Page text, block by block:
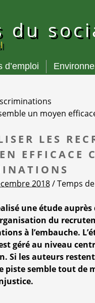
du
d’emploi
un moyen
LES
EFFICACE
2018/ Temps
une étude
du
à l’embauche.
géré au niveau
Si les auteurs
piste semble tout de